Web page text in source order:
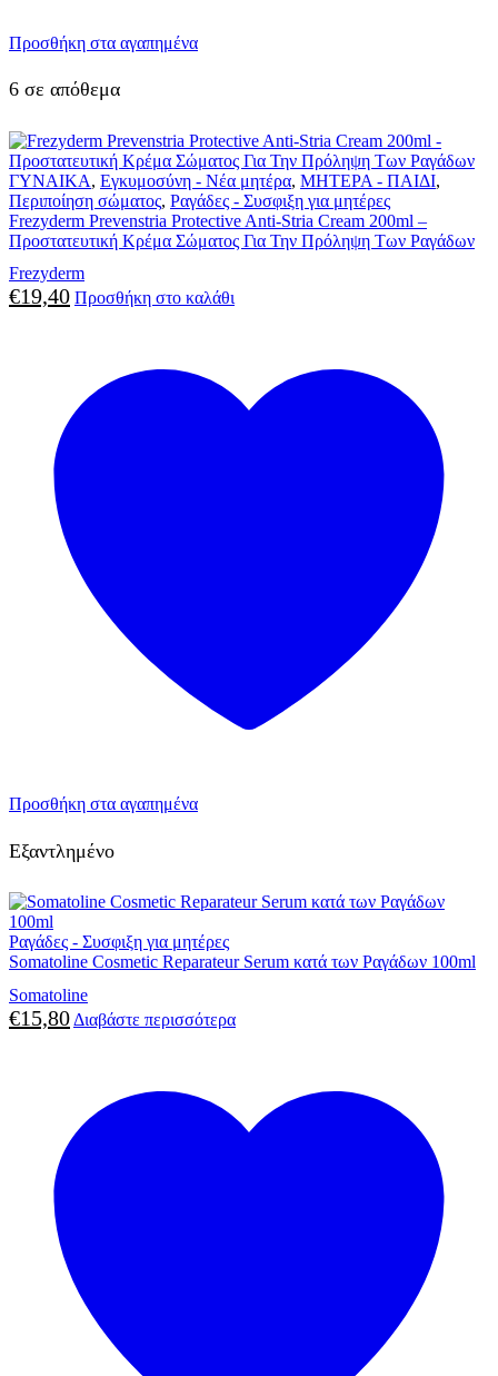
Προσθήκη στα αγαπημένα
6 σε απόθεμα
ΓΥΝΑΙΚΑ, Εγκυμοσύνη - Νέα μητέρα, ΜΗΤΕΡΑ - ΠΑΙΔΙ,
Περιποίηση σώματος, Ραγάδες - Συσφιξη για μητέρες
Frezyderm Prevenstria Protective Anti-Stria Cream 200ml –
Προστατευτική Κρέμα Σώματος Για Την Πρόληψη Των Ραγάδων
Frezyderm
€19,40 Προσθήκη στο καλάθι
Προσθήκη στα αγαπημένα
Εξαντλημένο
Ραγάδες - Συσφιξη για μητέρες
Somatoline Cosmetic Reparateur Serum κατά των Ραγάδων 100ml
Somatoline
€15,80 Διαβάστε περισσότερα